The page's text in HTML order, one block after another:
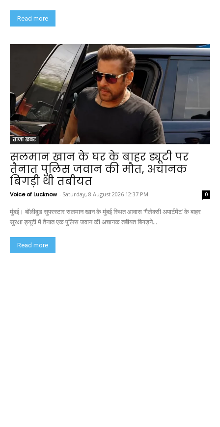
Read more
ताजा खबर
सलमान खान के घर के बाहर ड्यूटी पर
तैनात पुलिस जवान की मौत, अचानक
बिगड़ी थी तबीयत
Voice of Lucknow - Saturday, 8 August 2026 12:37 PM 0
मुंबई। बॉलीवुड सुपरस्टार सलमान खान के मुंबई स्थित आवास ‘गैलेक्सी अपार्टमेंट’ के बाहर
सुरक्षा ड्यूटी में तैनात एक पुलिस जवान की अचानक तबीयत बिगड़ने...
Read more